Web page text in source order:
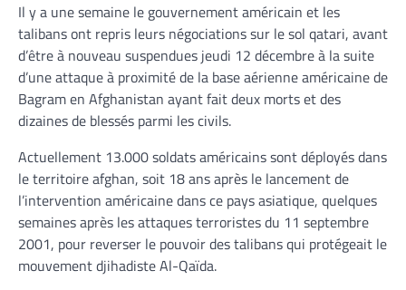
Il y a une semaine le gouvernement américain et les
talibans ont repris leurs négociations sur le sol qatari, avant
d’être à nouveau suspendues jeudi 12 décembre à la suite
d’une attaque à proximité de la base aérienne américaine de
Bagram en Afghanistan ayant fait deux morts et des
dizaines de blessés parmi les civils.
Actuellement 13.000 soldats américains sont déployés dans
le territoire afghan, soit 18 ans après le lancement de
l’intervention américaine dans ce pays asiatique, quelques
semaines après les attaques terroristes du 11 septembre
2001, pour reverser le pouvoir des talibans qui protégeait le
mouvement djihadiste Al-Qaïda.